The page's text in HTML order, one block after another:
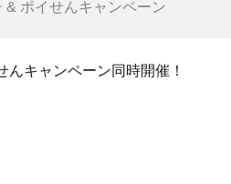
& ポイせんキャンペーン
キャンペーン同時開催！